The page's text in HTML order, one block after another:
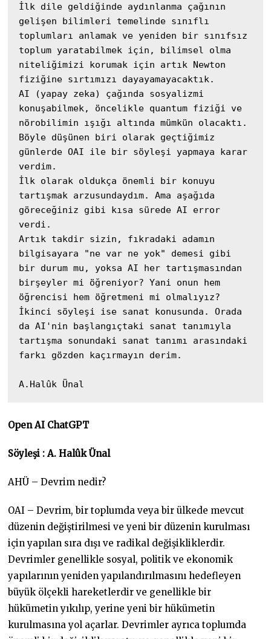
İlk dile geldiğinde aydınlanma çağının
gelişen bilimleri temelinde sınıflı
toplumları anlamak ve yeniden bir sınıfsız
toplum yaratabilmek için, bilimsel olma
niteliğimizi korumak için artık Newton
fiziğine sırtımızı dayayamayacaktık.
AI (yapay zeka) çağında sosyalizmi
konuşabilmek, öncelikle quantum fiziği ve
nörobilimin ışığı altında mümkün olacaktı.
Böyle düşünen biri olarak geçtiğimiz
günlerde OAI ile bir söyleşi yapmaya karar
verdim.
İlk olarak oldukça önemli bir konuyu
tartışmak arzusundaydım. Ama aşağıda
göreceğiniz gibi kısa sürede AI error
verdi.
Artık takdir sizin, fıkradaki adamın
bilgisayara "ne var ne yok" demesi gibi
bir durum mu, yoksa AI her tartışmasından
birşeyler mi öğreniyor? Yani onun hem
öğrencisi hem öğretmeni mi olmalıyız?
İkinci söyleşi ise sanat konusunda. Orada
da AI'nin başlangıçtaki sanat tanımıyla
tartışma sonundaki sanat tanımı arasındaki
farkı gözden kaçırmayın derim.
Open AI ChatGPT
Söyleşi : A. Halûk Ünal
AHÜ – Devrim nedir?
OAI – Devrim, bir toplumda veya bir ülkede mevcut
düzenin değiştirilmesi ve yeni bir düzenin kurulması
için yapılan sıra dışı ve radikal değişikliklerdir.
Devrimler genellikle sosyal, politik ve ekonomik
yapılarının yeniden yapılandırılmasını hedefleyen
büyük ölçekli hareketlerdir ve genellikle bir
hükümetin yıkılıp, yerine yeni bir hükümetin
kurulmasına yol açarlar. Devrimler ayrıca toplumda